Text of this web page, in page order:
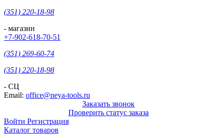
(351) 220-18-98
- магазин
+7-902-618-70-51
(351) 269-60-74
(351) 220-18-98
- СЦ
Email: office@neya-tools.ru
Заказать звонок
Проверить статус заказа
Войти Регистрация
Каталог товаров